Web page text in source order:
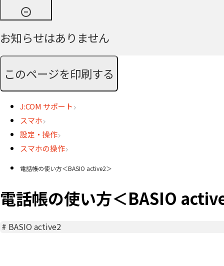
お知らせはありません
このページを印刷する
J:COM サポート
スマホ
設定・操作
スマホの操作
電話帳の使い方＜BASIO active2＞
電話帳の使い方＜BASIO
# BASIO active2